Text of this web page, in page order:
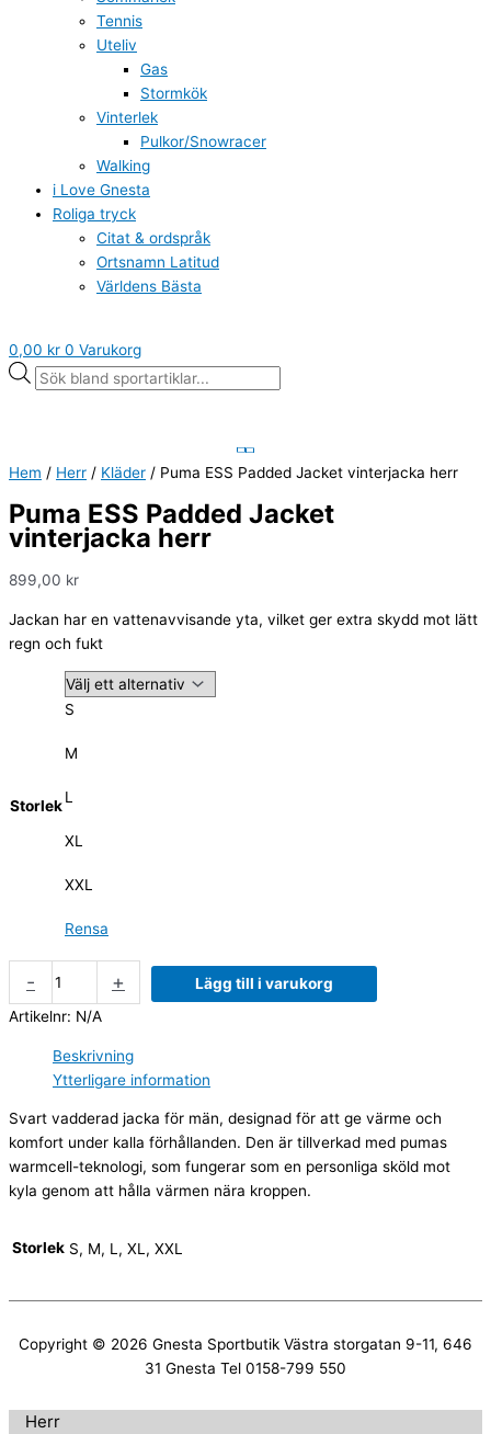
Tennis
Uteliv
Gas
Stormkök
Vinterlek
Pulkor/Snowracer
Walking
i Love Gnesta
Roliga tryck
Citat & ordspråk
Ortsnamn Latitud
Världens Bästa
0,00 kr 0 Varukorg
Hem / Herr / Kläder / Puma ESS Padded Jacket vinterjacka herr
Puma ESS Padded Jacket
vinterjacka herr
899,00 kr
Jackan har en vattenavvisande yta, vilket ger extra skydd mot lätt
regn och fukt
Storlek
S
M
L
XL
XXL
Rensa
- +
Lägg till i varukorg
Artikelnr: N/A
Beskrivning
Ytterligare information
Svart vadderad jacka för män, designad för att ge värme och
komfort under kalla förhållanden. Den är tillverkad med pumas
warmcell-teknologi, som fungerar som en personliga sköld mot
kyla genom att hålla värmen nära kroppen.
Storlek S, M, L, XL, XXL
Copyright © 2026 Gnesta Sportbutik Västra storgatan 9-11, 646
31 Gnesta Tel 0158-799 550
Herr